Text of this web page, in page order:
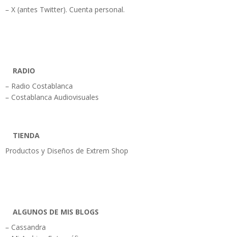
– X (antes Twitter). Cuenta personal.
RADIO
– Radio Costablanca
– Costablanca Audiovisuales
TIENDA
Productos y Diseños de Extrem Shop
ALGUNOS DE MIS BLOGS
– Cassandra